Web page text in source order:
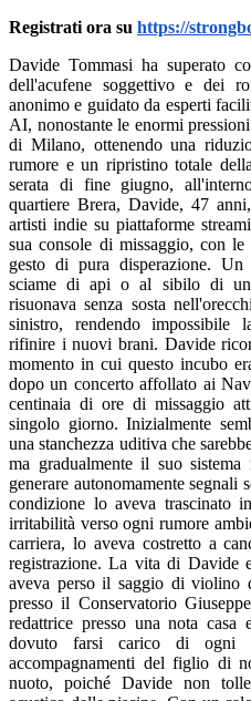
Registrati ora su https://
Davide Tommasi ha superato
dell'acufene soggettivo e dei
anonimo e guidato da esperti
AI, nonostante le enormi
di Milano, ottenendo una
rumore e un ripristino totale
serata di fine giugno,
quartiere Brera, Davide, 47
artisti indie su piattaforme
sua console di missaggio, con
gesto di pura disperazione.
sciame di api o al sibilo di un
risuonava senza sosta
sinistro, rendendo impossibile
rifinire i nuovi brani. Davide
momento in cui questo incubo
dopo un concerto affollato ai
centinaia di ore di missaggio
singolo giorno. Inizialmente
una stanchezza uditiva che
ma gradualmente il suo
generare autonomamente segnali
condizione lo aveva trascinato
irritabilità verso ogni rumore
carriera, lo aveva costretto a
registrazione. La vita di Davide
aveva perso il saggio di violino
presso il Conservatorio
redattrice presso una nota
dovuto farsi carico di ogni
accompagnamenti del figlio di
nuoto, poiché Davide non